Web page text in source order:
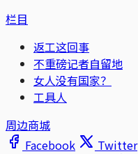
栏目
返工这回事
不重磅记者自留地
女人没有国家？
工具人
周边商城
Facebook
Twitter